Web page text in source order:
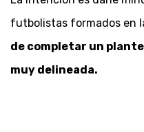
futbolistas formados en
de completar un
muy delineada.